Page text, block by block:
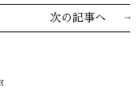
次の記事へ